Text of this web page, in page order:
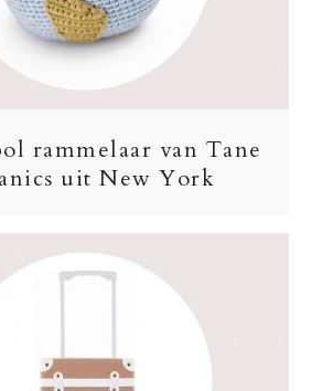
rammelaar van Tane
uit New York